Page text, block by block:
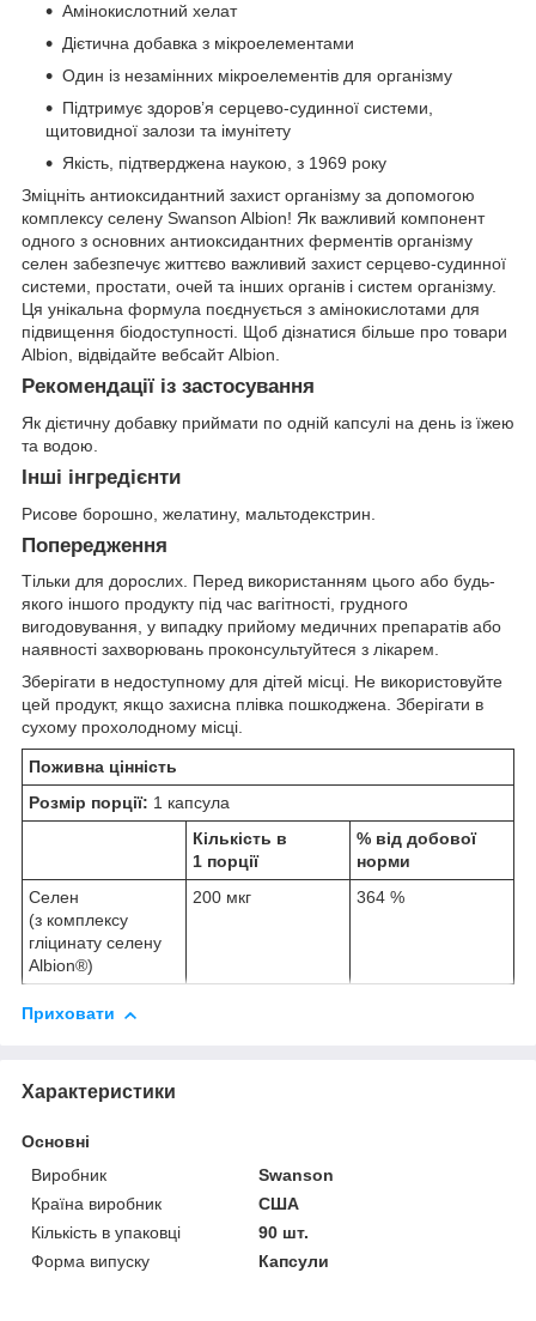
Амінокислотний хелат
Дієтична добавка з мікроелементами
Один із незамінних мікроелементів для організму
Підтримує здоров’я серцево-судинної системи,
щитовидної залози та імунітету
Якість, підтверджена наукою, з 1969 року
Зміцніть антиоксидантний захист організму за допомогою
комплексу селену Swanson Albion! Як важливий компонент
одного з основних антиоксидантних ферментів організму
селен забезпечує життєво важливий захист серцево-судинної
системи, простати, очей та інших органів і систем організму.
Ця унікальна формула поєднується з амінокислотами для
підвищення біодоступності. Щоб дізнатися більше про товари
Albion, відвідайте вебсайт Albion.
Рекомендації із застосування
Як дієтичну добавку приймати по одній капсулі на день із їжею
та водою.
Інші інгредієнти
Рисове борошно, желатину, мальтодекстрин.
Попередження
Тільки для дорослих. Перед використанням цього або будь-
якого іншого продукту під час вагітності, грудного
вигодовування, у випадку прийому медичних препаратів або
наявності захворювань проконсультуйтеся з лікарем.
Зберігати в недоступному для дітей місці. Не використовуйте
цей продукт, якщо захисна плівка пошкоджена. Зберігати в
сухому прохолодному місці.
Поживна цінність
Розмір порції: 1 капсула
Кількість в
1 порції
% від добової
норми
Селен
(з комплексу
гліцинату селену
Albion®)
200 мкг 364 %
Приховати
Характеристики
Основні
Виробник
Swanson
Країна виробник
США
Кількість в упаковці
90 шт.
Форма випуску
Капсули